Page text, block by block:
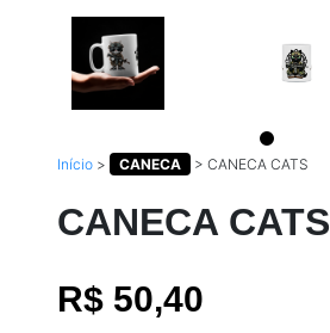
Início > CANECA > CANECA CATS
CANECA CATS
R$ 50,40